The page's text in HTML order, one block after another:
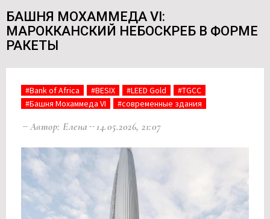
БАШНЯ МОХАММЕДА VI:
МАРОККАНСКИЙ НЕБОСКРЕБ В ФОРМЕ
РАКЕТЫ
#Bank of Africa #BESIX #LEED Gold
#TGCC
#Башня Мохаммеда VI
#современные здания
Автор: Елена 14.05.2026, 21:07